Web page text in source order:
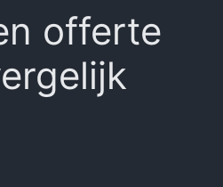
offerte